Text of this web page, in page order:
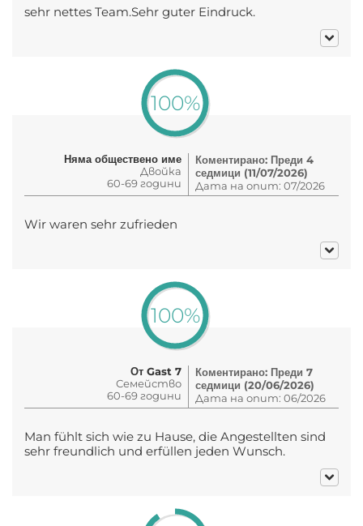
sehr nettes Team.Sehr guter Eindruck.
100%
Няма обществено име
Двойка
60-69 години
Коментирано: Преди 4
седмици (11/07/2026)
Дата на опит: 07/2026
Wir waren sehr zufrieden
100%
От Gast 7
Семейство
60-69 години
Коментирано: Преди 7
седмици (20/06/2026)
Дата на опит: 06/2026
Man fühlt sich wie zu Hause, die Angestellten sind
sehr freundlich und erfüllen jeden Wunsch.